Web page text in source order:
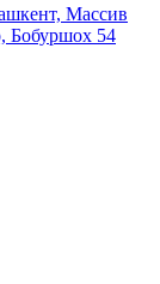
Массив
Бобуршох 54